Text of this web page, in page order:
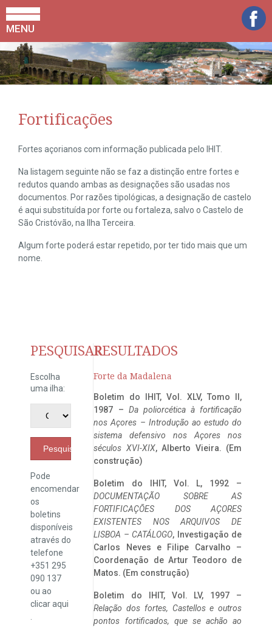
MENU
Fortificações
Fortes açorianos com informação publicada pelo IHIT.
Na listagem seguinte não se faz a distinção entre fortes e
redutos quando ambas as designações são usadas nos
documentos. Por razões tipológicas, a designação de castelo
é aqui substituída por forte ou fortaleza, salvo o Castelo de
São Cristóvão, na Ilha Terceira.
Algum forte poderá estar repetido, por ter tido mais que um
nome.
PESQUISAR
Escolha
uma ilha:
Pesquisar
Pode
encomendar
os
boletins
disponíveis
através do
telefone
+351 295
090 137
ou ao
clicaraqui
RESULTADOS
Forte da Madalena
Boletim do IHIT, Vol. XLV, Tomo II,
1987 – Da poliorcética à fortificação
nos Açores – Introdução ao estudo do
sistema defensivo nos Açores nos
séculos XVI-XIX, Alberto Vieira. (Em
construção)
Boletim do IHIT, Vol. L, 1992 –
DOCUMENTAÇÃO SOBRE AS
FORTIFICAÇÕES DOS AÇORES
EXISTENTES NOS ARQUIVOS DE
LISBOA – CATÁLOGO, Investigação de
Carlos Neves e Filipe Carvalho –
Coordenação de Artur Teodoro de
Matos. (Em construção)
Boletim do IHIT, Vol. LV, 1997 –
Relação dos fortes, Castellos e outros
pontos fortificados, que se achão ao